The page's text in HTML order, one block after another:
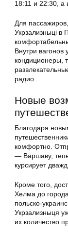
18:11 и 22:30, а
Для
Укрзализныці в
Внутри вагонов
кондиционеры,
радио.
Новые
Благодаря
комфортно.
— Варшаву,
курсирует
Кроме того,
Хелма до
польско-
Укрзализныця
их количество